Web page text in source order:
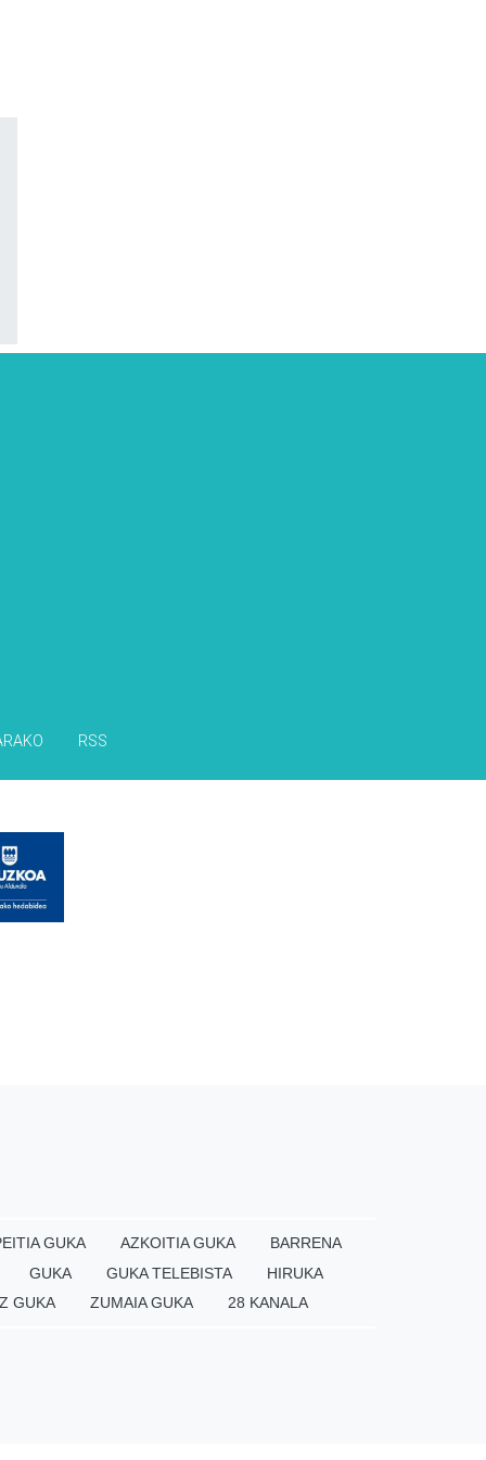
RSS
GUKA AZKOITIA GUKA
BARRENA
GUKA GUKA TELEBISTA
HIRUKA
GUKA ZUMAIA GUKA 28 KANALA